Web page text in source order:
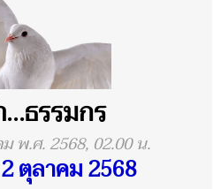
ธรรมกร
พ.ศ. 2568, 02.00 น.
ตุลาคม 2568